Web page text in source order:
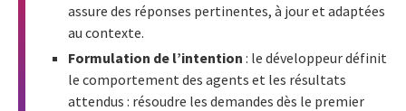
assure des réponses pertinentes, à jour et adaptées
au contexte.
Formulation de l’intention : le développeur définit
le comportement des agents et les résultats
attendus : résoudre les demandes dès le premier